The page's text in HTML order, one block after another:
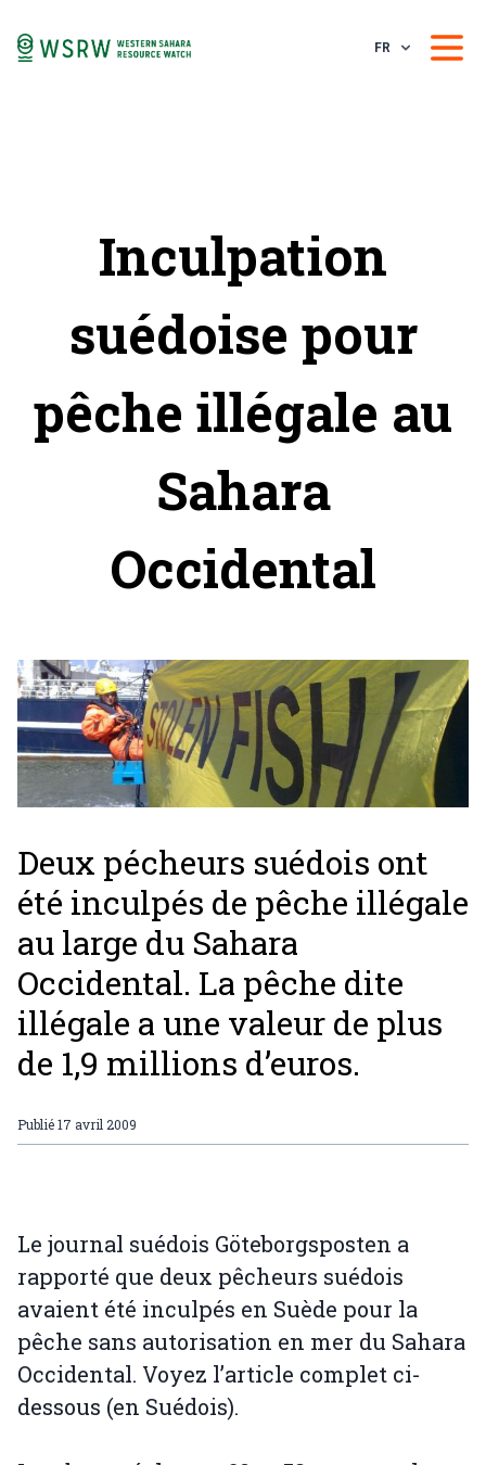
FR
Inculpation
suédoise pour
pêche illégale au
Sahara
Occidental
Deux pécheurs suédois ont
été inculpés de pêche illégale
au large du Sahara
Occidental. La pêche dite
illégale a une valeur de plus
de 1,9 millions d’euros.
Publié17 avril 2009
Le journal suédois Göteborgsposten a
rapporté que deux pêcheurs suédois
avaient été inculpés en Suède pour la
pêche sans autorisation en mer du Sahara
Occidental. Voyez l’article complet ci-
dessous (en Suédois).